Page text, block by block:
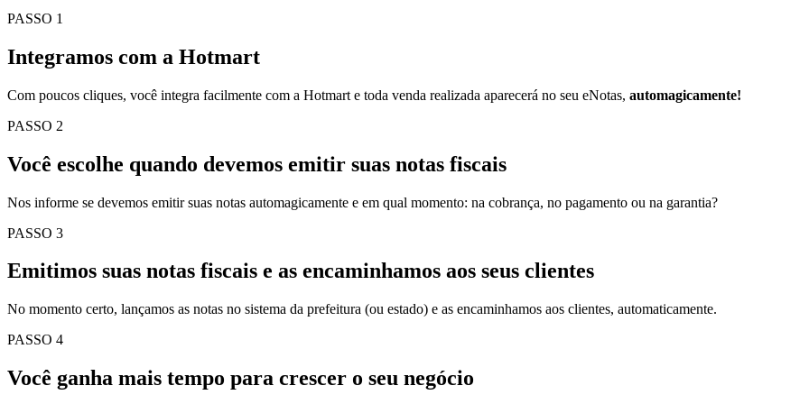
Não somos nós dizendo, são nossos clientes
Ricardo Hoffmann
Cliente eNotas
“Tempo é o ativo mais escasso na jornada do empreendedor. E o eNotas me proporciona economia de tempo, agilidade e controle eficaz”.
Como funciona na prática
Quatro passos simples para você
em crescer o seu negócio.